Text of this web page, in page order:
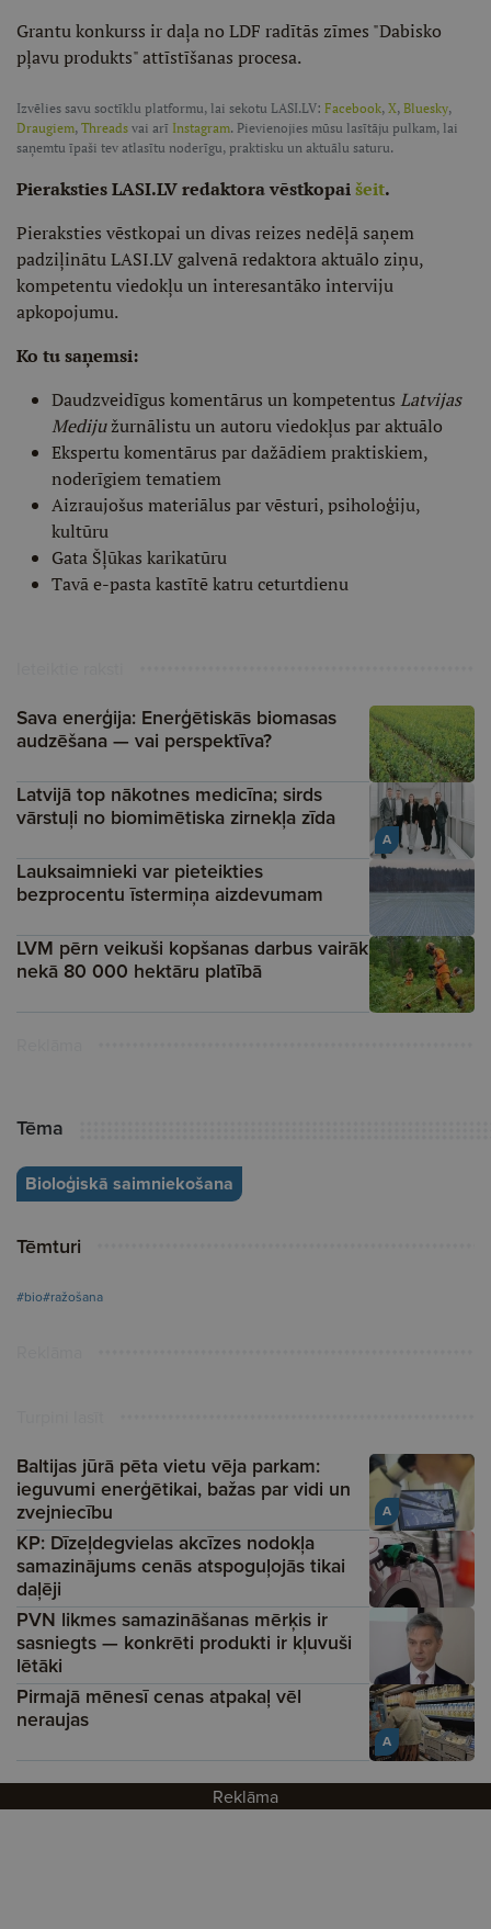
Grantu konkurss ir daļa no LDF radītās zīmes "Dabisko
pļavu produkts" attīstīšanas procesa.
Izvēlies savu soctīklu platformu, lai sekotu LASI.LV: Facebook, X, Bluesky,
Draugiem, Threads vai arī Instagram. Pievienojies mūsu lasītāju pulkam, lai
saņemtu īpaši tev atlasītu noderīgu, praktisku un aktuālu saturu.
Pieraksties LASI.LV redaktora vēstkopaišeit.
Pieraksties vēstkopai un divas reizes nedēļā saņem
padziļinātu LASI.LV galvenā redaktora aktuālo ziņu,
kompetentu viedokļu un interesantāko interviju
apkopojumu.
Ko tu saņemsi:
Daudzveidīgus komentārus un kompetentus Latvijas
Medijužurnālistu un autoru viedokļus par aktuālo
Ekspertu komentārus par dažādiem praktiskiem,
noderīgiem tematiem
Aizraujošus materiālus par vēsturi, psiholoģiju,
kultūru
Gata Šļūkas karikatūru
Tavā e-pasta kastītē katru ceturtdienu
Sava enerģija: Enerģētiskās biomasas
audzēšana — vai perspektīva?
A
Latvijā top nākotnes medicīna; sirds
vārstuļi no biomimētiska zirnekļa zīda
Lauksaimnieki var pieteikties
bezprocentu īstermiņa aizdevumam
LVM pērn veikuši kopšanas darbus vairāk
nekā 80 000 hektāru platībā
Tēma
Bioloģiskā saimniekošana
Tēmturi
#bio#ražošana
A
Baltijas jūrā pēta vietu vēja parkam:
ieguvumi enerģētikai, bažas par vidi un
zvejniecību
KP: Dīzeļdegvielas akcīzes nodokļa
samazinājums cenās atspoguļojās tikai
daļēji
PVN likmes samazināšanas mērķis ir
sasniegts — konkrēti produkti ir kļuvuši
lētāki
A
Pirmajā mēnesī cenas atpakaļ vēl
neraujas
Reklāma